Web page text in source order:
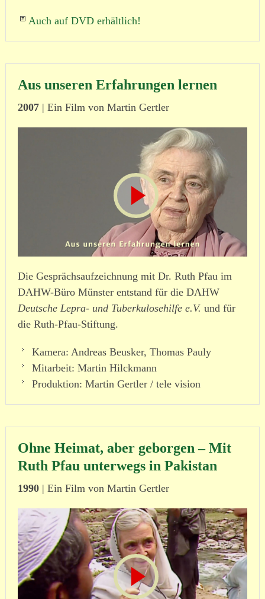
Auch auf DVD erhältlich!
Aus unseren Erfahrungen lernen
2007| Ein Film von Martin Gertler
Die Gesprächsaufzeichnung mit Dr. Ruth Pfau im
DAHW-Büro Münster entstand für die DAHW
Deutsche Lepra- und Tuber­ku­lo­se­hilfe e.V. und für
die Ruth-Pfau-Stiftung.
Kamera: Andreas Beusker, Thomas Pauly
Mitarbeit: Martin Hilckmann
Produktion: Martin Gertler / tele vision
Ohne Heimat, aber geborgen – Mit
Ruth Pfau unterwegs in Pakistan
1990| Ein Film von Martin Gertler